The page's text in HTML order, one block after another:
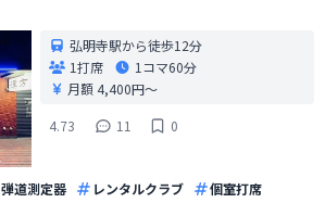
弘明寺駅から徒歩12分
1打席
1コマ60分
月額 4,400円〜
4.73
11 0
弾道測定器 レンタルクラブ 個室打席